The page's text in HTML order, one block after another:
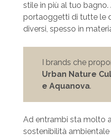
stile in più al tuo
portaoggetti di tutte le
diversi, spesso in
I brands che
Urban Nature
e Aquanova.
Ad entrambi sta molto
sostenibilità